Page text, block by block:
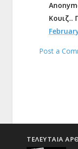
Κουιζ..
Post a
ΤΕΛΕΥΤΑΙΑ